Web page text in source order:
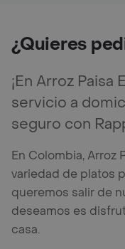
¿Quieres
¡En Arroz
servicio a
seguro con
En Colombia, Arroz
variedad de platos
queremos salir de
deseamos es
casa.